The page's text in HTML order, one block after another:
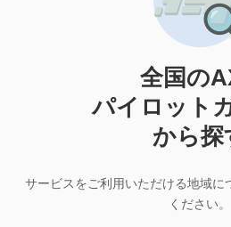
全国の
パイロット
から探
サービスをご利用いただける地域に
ください。